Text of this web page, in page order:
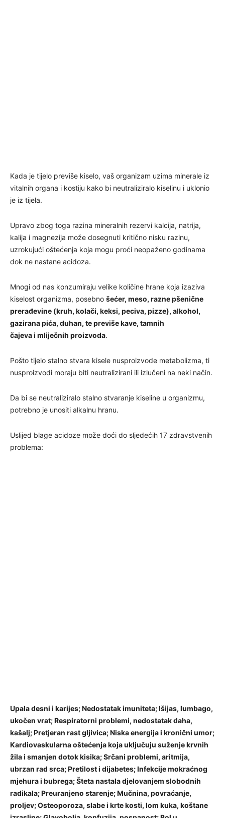
Kada je tijelo previše kiselo, vaš organizam uzima minerale iz
vitalnih organa i kostiju kako bi neutraliziralo kiselinu i uklonio
je iz tijela.
Upravo zbog toga razina mineralnih rezervi kalcija, natrija,
kalija i magnezija može dosegnuti kritično nisku razinu,
uzrokujući oštećenja koja mogu proći neopaženo godinama
dok ne nastane acidoza.
Mnogi od nas konzumiraju velike količine hrane koja izaziva
kiselost organizma, posebno šećer, meso, razne pšenične
prerađevine (kruh, kolači, keksi, peciva, pizze), alkohol,
gazirana pića, duhan, te previše kave, tamnih
čajeva i mliječnih proizvoda.
Pošto tijelo stalno stvara kisele nusproizvode metabolizma, ti
nusproizvodi moraju biti neutralizirani ili izlučeni na neki način.
Da bi se neutraliziralo stalno stvaranje kiseline u organizmu,
potrebno je unositi alkalnu hranu.
Uslijed blage acidoze može doći do sljedećih 17 zdravstvenih
problema:
Upala desni i karijes; Nedostatak imuniteta; Išijas, lumbago,
ukočen vrat; Respiratorni problemi, nedostatak daha,
kašalj; Pretjeran rast gljivica; Niska energija i kronični umor;
Kardiovaskularna oštećenja koja uključuju suženje krvnih
žila i smanjen dotok kisika; Srčani problemi, aritmija,
ubrzan rad srca; Pretilost i dijabetes; Infekcije mokraćnog
mjehura i bubrega; Šteta nastala djelovanjem slobodnih
radikala; Preuranjeno starenje; Mučnina, povraćanje,
proljev; Osteoporoza, slabe i krte kosti, lom kuka, koštane